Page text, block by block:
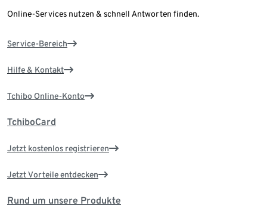
Online-Services nutzen & schnell Antworten finden.
Service-Bereich
Hilfe & Kontakt
Tchibo Online-Konto
TchiboCard
Jetzt kostenlos registrieren
Jetzt Vorteile entdecken
Rund um unsere Produkte